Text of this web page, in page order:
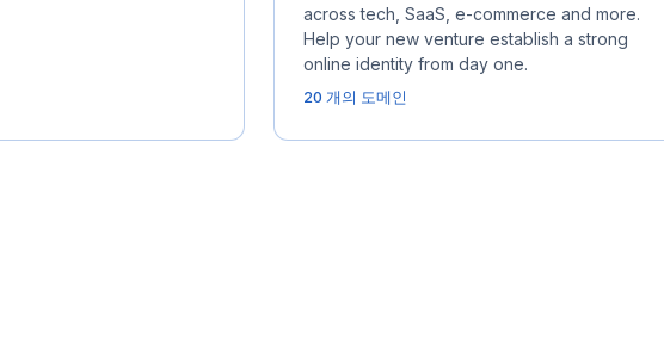
across tech, SaaS, e-commerce and more.
Help your new venture establish a strong
online identity from day one.
20 개의 도메인